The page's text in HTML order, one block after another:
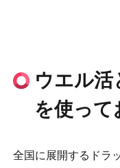
ウエル活
を使って
全国に展開するドラ